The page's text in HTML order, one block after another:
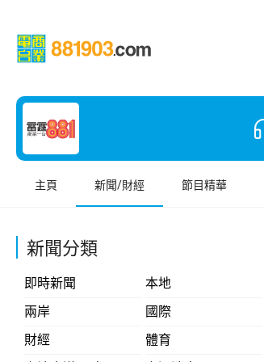
主頁 新聞/財經 節目精華
新聞分類
即時新聞
本地
兩岸
國際
財經
體育